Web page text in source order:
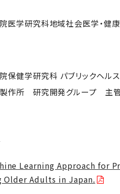
医学研究科地域社会医学・
保健学研究科 パブリックヘ
作所 研究開発グループ 主
Learning Approach for
Older Adults in Japan.